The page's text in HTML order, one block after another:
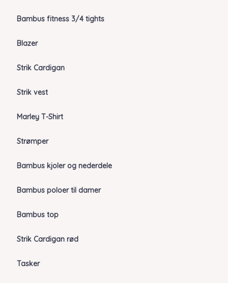
Bambus fitness 3/4 tights
Blazer
Strik Cardigan
Strik vest
Marley T-Shirt
Strømper
Bambus kjoler og nederdele
Bambus poloer til damer
Bambus top
Strik Cardigan rød
Tasker